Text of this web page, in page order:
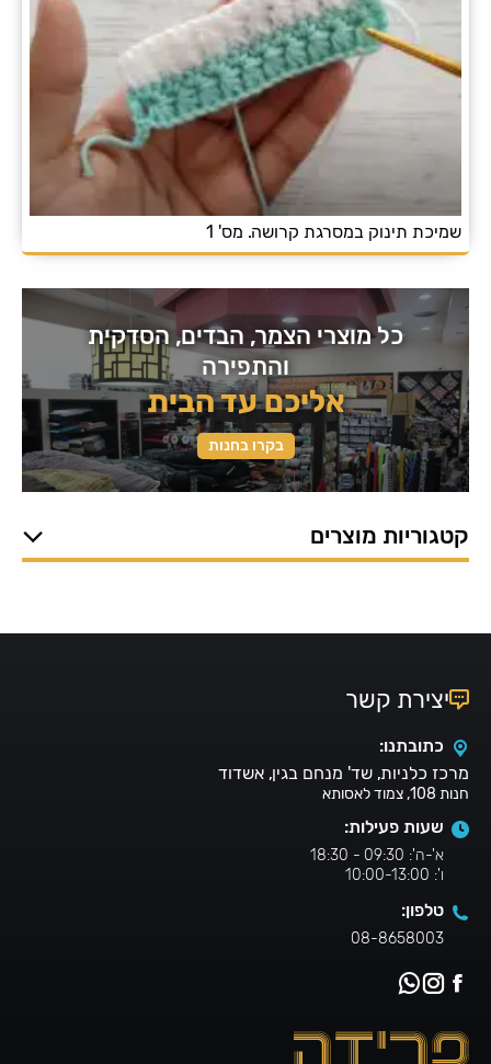
שמיכת תינוק במסרגת קרושה. מס' 1
כל מוצרי הצמר, הבדים, הסדקית
והתפירה
אליכם עד הבית
בקרו בחנות
קטגוריות מוצרים
יצירת קשר
כתובתנו:
מרכז כלניות, שד' מנחם בגין, אשדוד
חנות 108, צמוד לאסותא
שעות פעילות:
א'-ה': 09:30 - 18:30
ו': 10:00-13:00
טלפון:
08-8658003